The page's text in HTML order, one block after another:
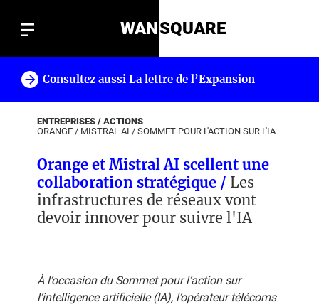
WANSQUARE
Consultez aussi La lettre de l’Expansion
ENTREPRISES / ACTIONS
ORANGE / MISTRAL AI / SOMMET POUR L'ACTION SUR L'IA
Orange et Mistral AI scellent une
collaboration stratégique / Les
infrastructures de réseaux vont
devoir innover pour suivre l'IA
À l’occasion du Sommet pour l’action sur
l’intelligence artificielle (IA), l’opérateur télécoms